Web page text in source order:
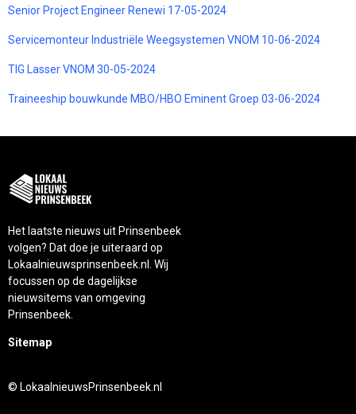
Senior Project Engineer Renewi 17-05-2024
Servicemonteur Industriële Weegsystemen VNOM 10-06-2024
TIG Lasser VNOM 30-05-2024
Traineeship bouwkunde MBO/HBO Eminent Groep 03-06-2024
Het laatste nieuws uit Prinsenbeek
volgen? Dat doe je uiteraard op
Lokaalnieuwsprinsenbeek.nl. Wij
focussen op de dagelijkse
nieuwsitems van omgeving
Prinsenbeek.
Sitemap
© LokaalnieuwsPrinsenbeek.nl